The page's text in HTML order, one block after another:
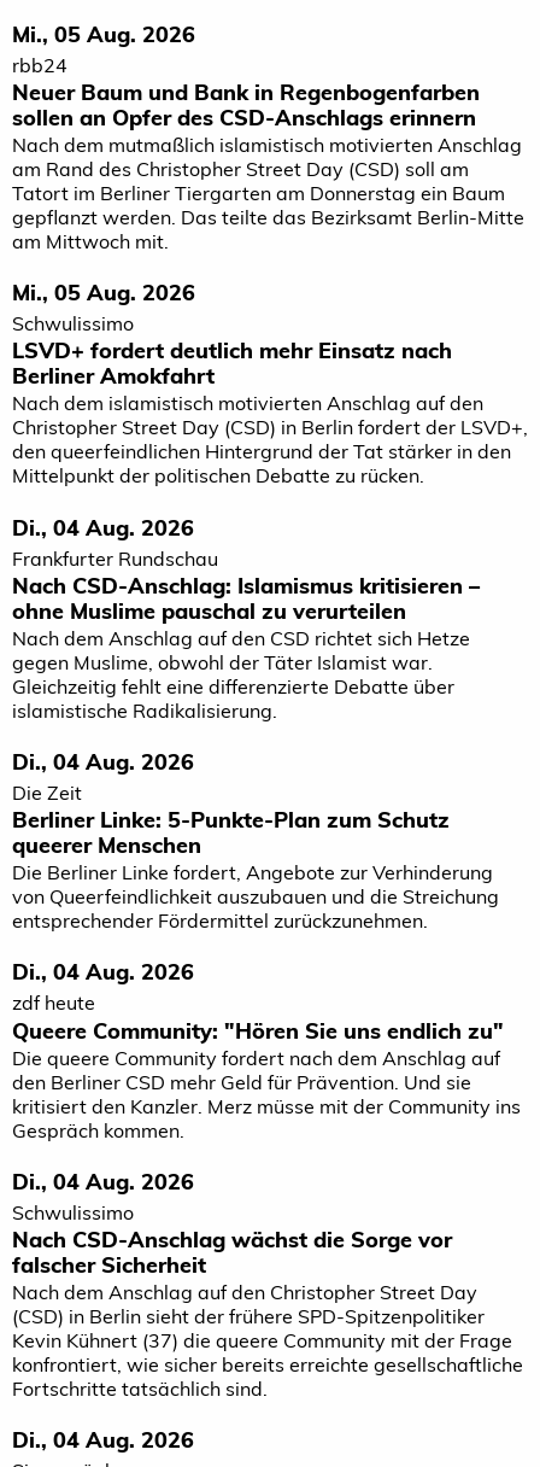
Mi., 05 Aug. 2026
rbb24
Neuer Baum und Bank in Regenbogenfarben
sollen an Opfer des CSD-Anschlags erinnern
Nach dem mutmaßlich islamistisch motivierten Anschlag
am Rand des Christopher Street Day (CSD) soll am
Tatort im Berliner Tiergarten am Donnerstag ein Baum
gepflanzt werden. Das teilte das Bezirksamt Berlin-Mitte
am Mittwoch mit.
Mi., 05 Aug. 2026
Schwulissimo
LSVD+ fordert deutlich mehr Einsatz nach
Berliner Amokfahrt
Nach dem islamistisch motivierten Anschlag auf den
Christopher Street Day (CSD) in Berlin fordert der LSVD+,
den queerfeindlichen Hintergrund der Tat stärker in den
Mittelpunkt der politischen Debatte zu rücken.
Di., 04 Aug. 2026
Frankfurter Rundschau
Nach CSD-Anschlag: Islamismus kritisieren –
ohne Muslime pauschal zu verurteilen
Nach dem Anschlag auf den CSD richtet sich Hetze
gegen Muslime, obwohl der Täter Islamist war.
Gleichzeitig fehlt eine differenzierte Debatte über
islamistische Radikalisierung.
Di., 04 Aug. 2026
Die Zeit
Berliner Linke: 5-Punkte-Plan zum Schutz
queerer Menschen
Die Berliner Linke fordert, Angebote zur Verhinderung
von Queerfeindlichkeit auszubauen und die Streichung
entsprechender Fördermittel zurückzunehmen.
Di., 04 Aug. 2026
zdf heute
Queere Community: "Hören Sie uns endlich zu"
Die queere Community fordert nach dem Anschlag auf
den Berliner CSD mehr Geld für Prävention. Und sie
kritisiert den Kanzler. Merz müsse mit der Community ins
Gespräch kommen.
Di., 04 Aug. 2026
Schwulissimo
Nach CSD-Anschlag wächst die Sorge vor
falscher Sicherheit
Nach dem Anschlag auf den Christopher Street Day
(CSD) in Berlin sieht der frühere SPD-Spitzenpolitiker
Kevin Kühnert (37) die queere Community mit der Frage
konfrontiert, wie sicher bereits erreichte gesellschaftliche
Fortschritte tatsächlich sind.
Di., 04 Aug. 2026